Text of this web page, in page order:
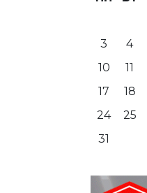
3
4
10
11
17
18
24
25
31